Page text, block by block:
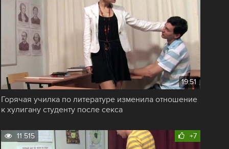
19:51
Горячая училка по литературе изменила отношение
к хулигану студенту после секса
+7
11 515